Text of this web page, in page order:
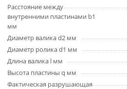
Расстояние между
внутренними пластинами b1
мм
Диаметр валика d2 мм
Диаметр ролика d1 мм
Длина валика l мм
Высота пластины q мм
Фактическая разрушающая